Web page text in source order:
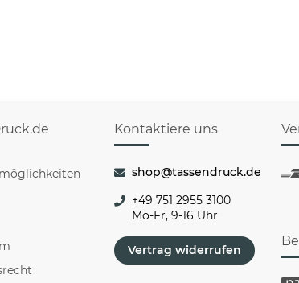
Kontaktiere uns
shop@tassendruck.de
+49 751 2955 3100
Mo-Fr, 9-16 Uhr
Vertrag widerrufen